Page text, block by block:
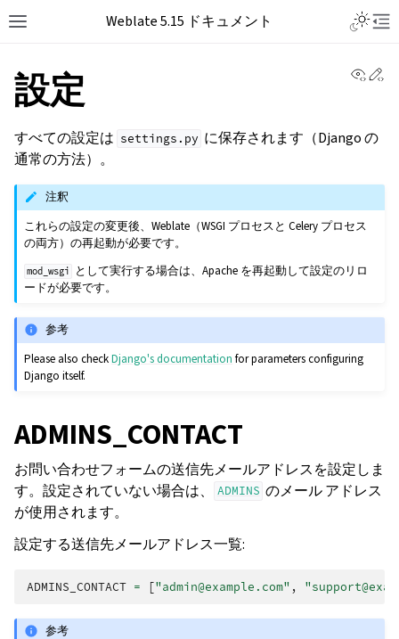
Weblate 5.15 ドキュメント
設定
すべての設定は settings.py に保存されます（Django の
通常の方法）。
注釈
これらの設定の変更後、Weblate（WSGI プロセスと Celery プロセス
の両方）の再起動が必要です。
mod_wsgi
として実行する場合は、Apache を再起動して設定のリロ
ードが必要です。
参考
Please also checkDjango's documentation for parameters configuring
Django itself.
ADMINS_CONTACT
お問い合わせフォームの送信先メールアドレスを設定しま
す。設定されていない場合は、
ADMINS のメール アドレス
が使用されます。
設定する送信先メールアドレス一覧:
ADMINS_CONTACT = ["admin@example.com" ,
参考